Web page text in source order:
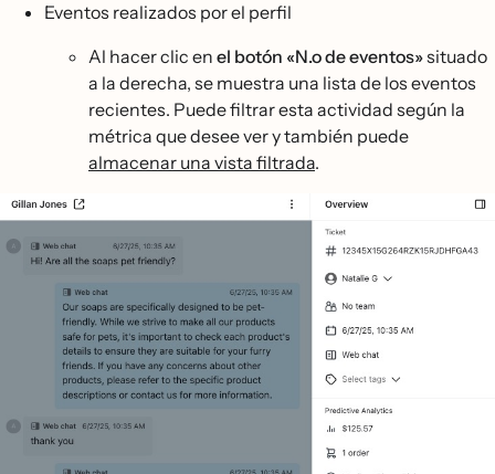
Eventos realizados por el perfil
Al hacer clic en el botón «N.o de eventos»situado
a la derecha, se muestra una lista de los eventos
recientes. Puede filtrar esta actividad según la
métrica que desee ver y también puede
almacenar una vista filtrada.